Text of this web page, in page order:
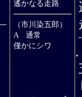
遙かなる走路
（市川染五郎）
A 通常
僅かにシワ